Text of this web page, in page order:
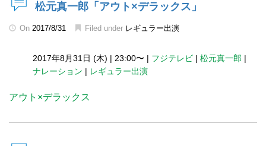
松元真一郎「アウト×デラックス」
On 2017/8/31 Filed under レギュラー出演
2017年8月31日 (木) | 23:00〜 | フジテレビ | 松元真一郎 |
ナレーション | レギュラー出演
アウト×デラックス